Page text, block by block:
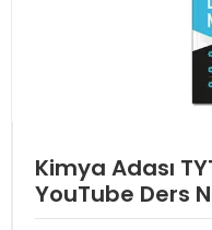
Kimya Adası
YouTube Ders